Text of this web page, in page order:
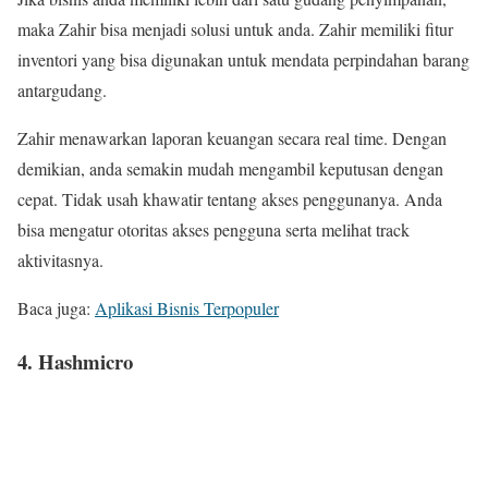
maka Zahir bisa menjadi solusi untuk anda. Zahir memiliki fitur
inventori yang bisa digunakan untuk mendata perpindahan barang
antargudang.
Zahir menawarkan laporan keuangan secara real time. Dengan
demikian, anda semakin mudah mengambil keputusan dengan
cepat. Tidak usah khawatir tentang akses penggunanya. Anda
bisa mengatur otoritas akses pengguna serta melihat track
aktivitasnya.
Baca juga: Aplikasi Bisnis Terpopuler
4. Hashmicro